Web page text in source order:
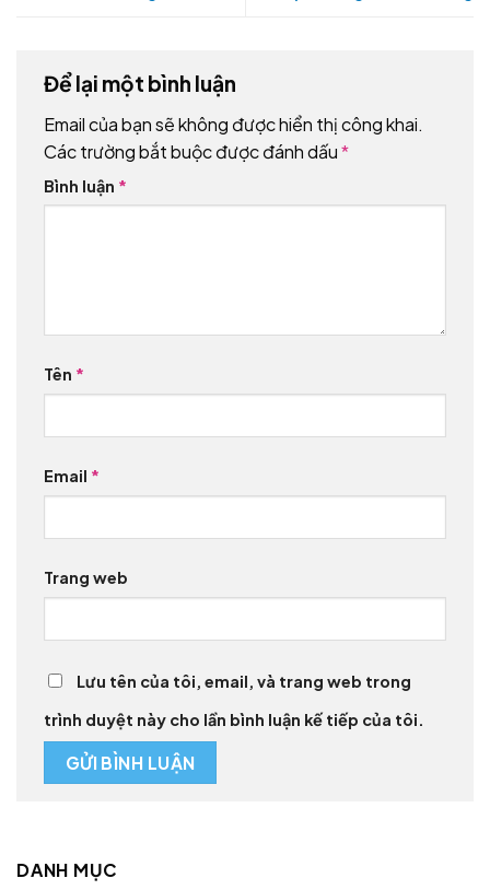
Để lại một bình luận
Email của bạn sẽ không được hiển thị công khai.
Các trường bắt buộc được đánh dấu*
Bình luận *
Tên *
Email *
Trang web
Lưu tên của tôi, email, và trang web trong
trình duyệt này cho lần bình luận kế tiếp của tôi.
DANH MỤC